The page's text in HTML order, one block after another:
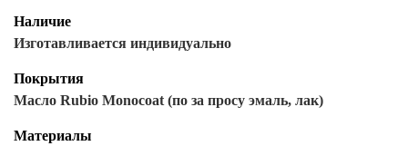
Наличие
Изготавливается индивидуально
Покрытия
Масло Rubio Monocoat (по за просу эмаль, лак)
Материалы